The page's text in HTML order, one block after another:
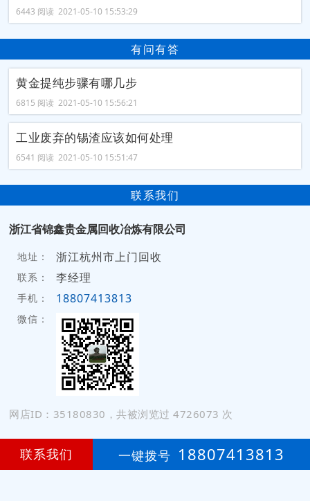
6443 阅读 2021-05-10 15:53:29
有问有答
黄金提纯步骤有哪几步
6815 阅读 2021-05-10 15:56:21
工业废弃的锡渣应该如何处理
6541 阅读 2021-05-10 15:51:47
联系我们
浙江省锦鑫贵金属回收冶炼有限公司
地址： 浙江杭州市上门回收
联系： 李经理
手机： 18807413813
微信：
网店ID：35180830，共被浏览过 4726073 次
网店登录 免费开店 技术支持： 颜艳珍
联系我们 一键拨号 18807413813